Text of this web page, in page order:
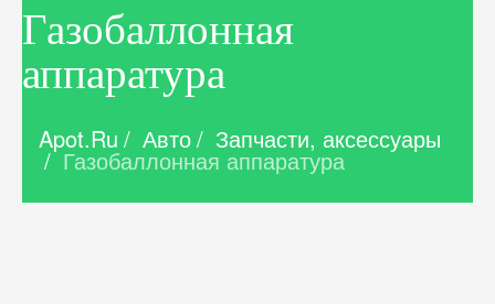
Газобаллонная
аппаратура
Apot.Ru / Авто/ Запчасти, аксессуары
/ Газобаллонная аппаратура